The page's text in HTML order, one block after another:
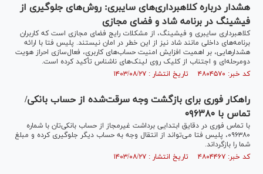
هشدار درباره کلاهبرداری‌های سایبری: روش‌های جلوگیری از
فیشینگ در برنامه شاد و فضای مجازی
کلاهبرداری سایبری و فیشینگ، از مشکلات رایج فضای مجازی است که کاربران
برنامه‌های داخلی مانند شاد نیز از این خطر در امان نیستند. پلیس فتا با ارائه
هشدارهایی، بر اهمیت افزایش امنیت حساب‌های کاربری، فعال‌سازی احراز هویت
دومرحله‌ای و اجتناب از کلیک روی لینک‌های ناشناس تأکید کرده است.
کد خبر: ۴۸۰۴۵۷۰ تاریخ انتشار : ۱۴۰۳/۰۸/۲۷
راهکار فوری برای بازگشت وجه سرقت‌شده از حساب بانکی/
تماس با ۰۹۶۳۸۰
با تماس فوری در دقایق ابتدایی برداشت غیرمجاز از حساب بانکی‌تان با شماره
۰۹۶۳۸۰، پلیس فتا می‌تواند از انتقال وجه به حساب دیگر جلوگیری کرده و مبلغ
شما را بازگرداند.
کد خبر: ۴۸۰۴۴۶۷ تاریخ انتشار : ۱۴۰۳/۰۸/۲۷